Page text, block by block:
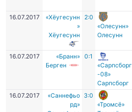
16.07.2017
«Хёугесунн
»
Хёугесунн
2:0
«Олесунн»
Олесунн
16.07.2017
«Бранн»
Берген
0:1
«Сарпсборг
-08»
Сарпсборг
16.07.2017
«Саннефьо
рд»
3:0
«Тромсё»